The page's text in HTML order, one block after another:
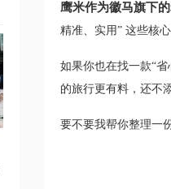
鹰米作为徽马旗下
精准、实用” 这些核
如果你也在找一款“省
的旅行更有料，还不
要不要我帮你整理一